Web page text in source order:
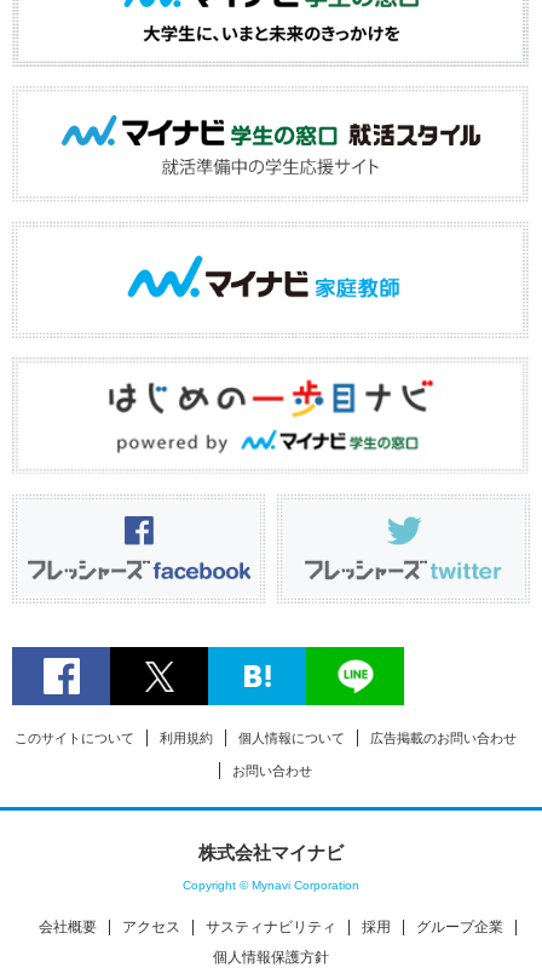
このサイトについて 利用規約 個人情報について 広告掲載のお問い合わせ
お問い合わせ
株式会社マイナビ
Copyright © Mynavi Corporation
会社概要 アクセス サスティナビリティ 採用
グループ企業
個人情報保護方針